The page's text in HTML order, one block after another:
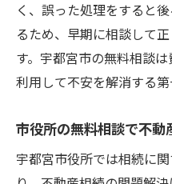
く、誤った処理をすると
るため、早期に相談して
す。宇都宮市の無料相談
利用して不安を解消する
市役所の無料相談で不動
宇都宮市役所では相続に